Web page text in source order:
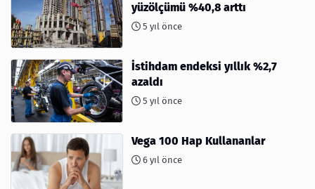
yüzölçümü %40,8 arttı
5 yıl önce
İstihdam endeksi yıllık %2,7
azaldı
5 yıl önce
Vega 100 Hap Kullananlar
6 yıl önce